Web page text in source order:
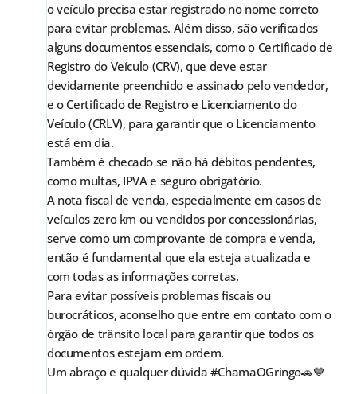
o veículo precisa estar registrado no nome correto
para evitar problemas. Além disso, são verificados
alguns documentos essenciais, como o Certificado de
Registro do Veículo (CRV), que deve estar
devidamente preenchido e assinado pelo vendedor,
e o Certificado de Registro e Licenciamento do
Veículo (CRLV), para garantir que o Licenciamento
está em dia.
Também é checado se não há débitos pendentes,
como multas, IPVA e seguro obrigatório.
A nota fiscal de venda, especialmente em casos de
veículos zero km ou vendidos por concessionárias,
serve como um comprovante de compra e venda,
então é fundamental que ela esteja atualizada e
com todas as informações corretas.
Para evitar possíveis problemas fiscais ou
burocráticos, aconselho que entre em contato com o
órgão de trânsito local para garantir que todos os
documentos estejam em ordem.
Um abraço e qualquer dúvida #ChamaOGringo🚗💙